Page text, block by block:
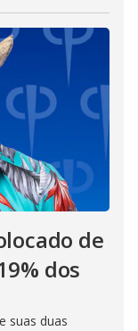
de
dos
suas duas